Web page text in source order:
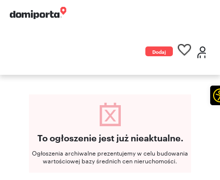
Dodaj
To ogłoszenie jest już nieaktualne.
Ogłoszenia archiwalne prezentujemy w celu budowania
wartościowej bazy średnich cen nieruchomości.